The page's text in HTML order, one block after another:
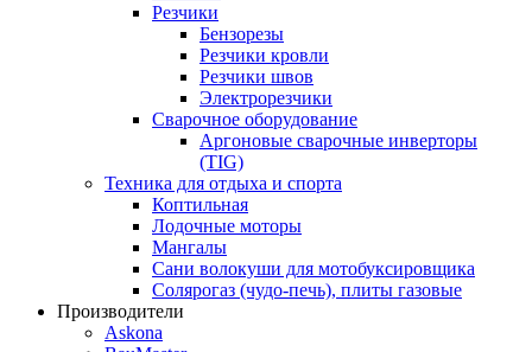
Резчики
Бензорезы
Резчики кровли
Резчики швов
Электрорезчики
Сварочное оборудование
Аргоновые сварочные инверторы
(TIG)
Техника для отдыха и спорта
Коптильная
Лодочные моторы
Мангалы
Сани волокуши для мотобуксировщика
Солярогаз (чудо-печь), плиты газовые
Производители
Askona